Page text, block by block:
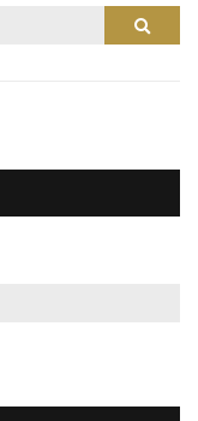
Search